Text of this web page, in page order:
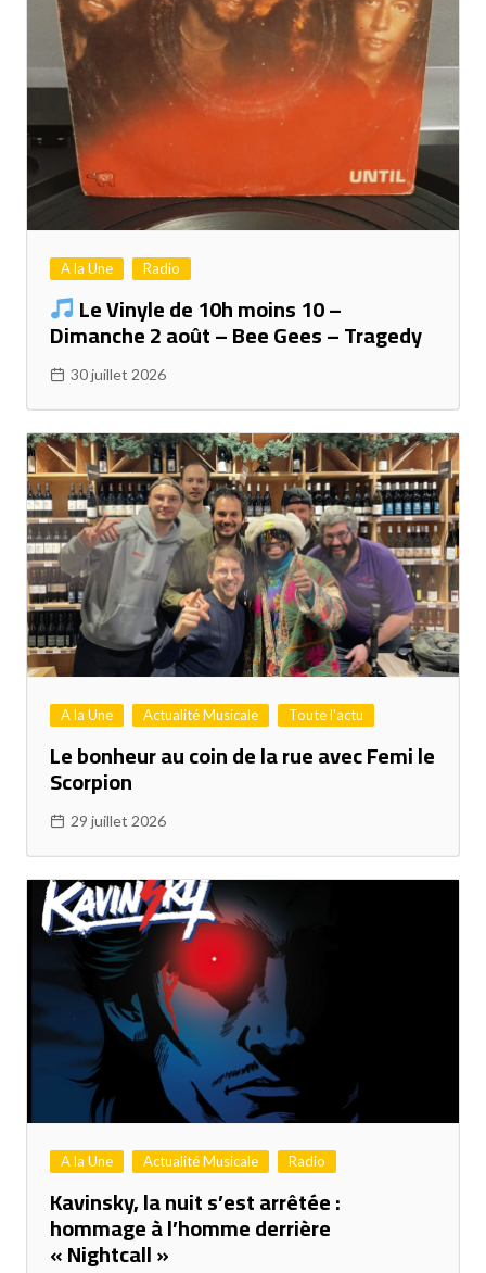
A la Une Radio
Le Vinyle de 10h moins 10 –
Dimanche 2 août – Bee Gees – Tragedy
30 juillet 2026
A la Une Actualité Musicale Toute l'actu
Le bonheur au coin de la rue avec Femi le
Scorpion
29 juillet 2026
A la Une Actualité Musicale Radio
Kavinsky, la nuit s’est arrêtée :
hommage à l’homme derrière
« Nightcall »